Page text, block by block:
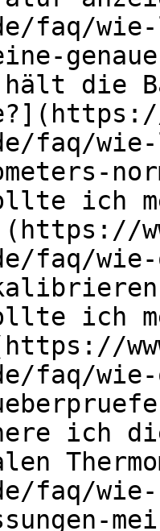
faq/
die
faq/
ich
faq/
ich
faq/
ich die
faq/